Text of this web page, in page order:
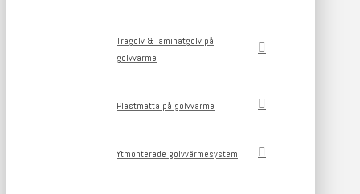
Trägolv & laminatgolv på
golvvärme
Plastmatta på golvvärme
Ytmonterade golvvärmesystem